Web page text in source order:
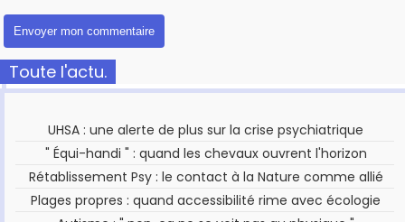
Toute l'actu.
UHSA : une alerte de plus sur la crise psychiatrique
" Équi-handi " : quand les chevaux ouvrent l'horizon
Rétablissement Psy : le contact à la Nature comme allié
Plages propres : quand accessibilité rime avec écologie